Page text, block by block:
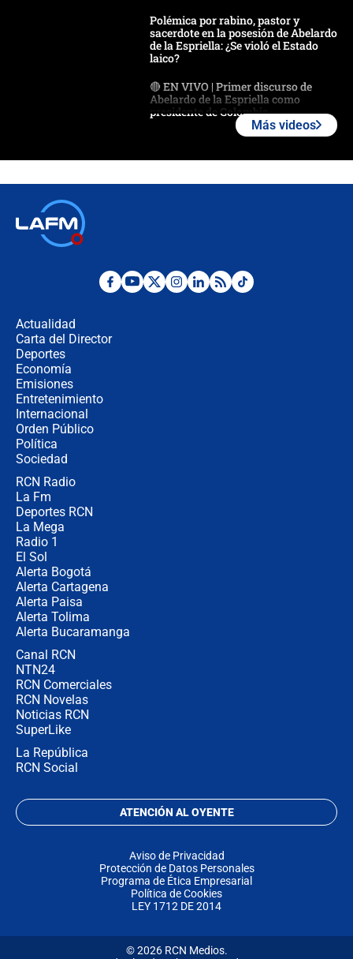
Polémica por rabino, pastor y
sacerdote en la posesión de Abelardo
de la Espriella: ¿Se violó el Estado
laico?
🔴 EN VIVO | Primer discurso de
Abelardo de la Espriella como
presidente de Colombia
Desde dermatitis hasta infecciones:
Más videos
Actualidad
Carta del Director
Deportes
Economía
Emisiones
Entretenimiento
Internacional
Orden Público
Política
Sociedad
RCN Radio
La Fm
Deportes RCN
La Mega
Radio 1
El Sol
Alerta Bogotá
Alerta Cartagena
Alerta Paisa
Alerta Tolima
Alerta Bucaramanga
Canal RCN
NTN24
RCN Comerciales
RCN Novelas
Noticias RCN
SuperLike
La República
RCN Social
ATENCIÓN AL OYENTE
Aviso de Privacidad
Protección de Datos Personales
Programa de Ética Empresarial
Política de Cookies
LEY 1712 DE 2014
© 2026 RCN Medios.